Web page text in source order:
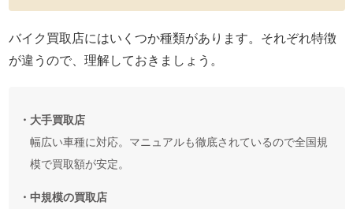
バイク買取店にはいくつか種類があります。それぞれ特徴
が違うので、理解しておきましょう。
・大手買取店
幅広い車種に対応。マニュアルも徹底されているので全国規
模で買取額が安定。
・中規模の買取店